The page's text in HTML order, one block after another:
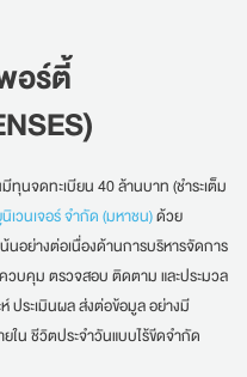
อร์ตี้
นจดทะเบียน 40 ล้านบาท (ชำระเต็ม
เวนเจอร์ จำกัด (มหาชน)ด้วย
นอย่างต่อเนื่องด้านการบริหารจัดการ
บคุม ตรวจสอบ ติดตาม และประมวล
ประเมินผล ส่งต่อข้อมูล อย่างมี
ใน ชีวิตประจำวันแบบไร้ขีดจำกัด